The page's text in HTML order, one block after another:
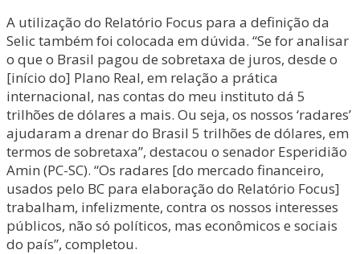
A utilização do Relatório Focus para a definição da
Selic também foi colocada em dúvida. “Se for analisar
o que o Brasil pagou de sobretaxa de juros, desde o
[início do] Plano Real, em relação a prática
internacional, nas contas do meu instituto dá 5
trilhões de dólares a mais. Ou seja, os nossos ‘radares’
ajudaram a drenar do Brasil 5 trilhões de dólares, em
termos de sobretaxa”, destacou o senador Esperidião
Amin (PC-SC). “Os radares [do mercado financeiro,
usados pelo BC para elaboração do Relatório Focus]
trabalham, infelizmente, contra os nossos interesses
públicos, não só políticos, mas econômicos e sociais
do país”, completou.